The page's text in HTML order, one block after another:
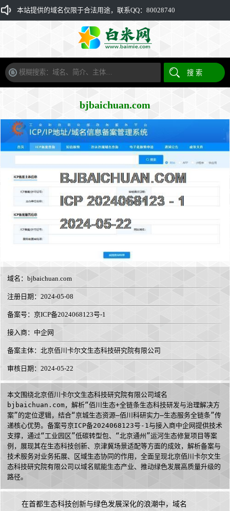
本站提供的域名仅限于合法用途，联系QQ：80028740
bjbaichuan.com
域名： bjbaichuan.com
注册日期：2024-05-08
备案号：京ICP备2024068123号-1
接入商： 中企网
备案主体：北京佰川卡尔文生态科技研究院有限公司
审核日期：2024-05-22
本文围绕北京佰川卡尔文生态科技研究院有限公司域名
bjbaichuan.com，解析“佰川生态+全链条生态科技研发与治理解决方
案”的定位逻辑，结合“京城生态资源—佰川科研实力—生态服务全链条”传
递核心优势。备案号京ICP备2024068123号-1与接入商中企网提供技术
支撑，通过“工业园区”低碳转型包、“北京通州”运河生态修复项目等案
例，展现其在生态科技创新、京津冀场景适配等方面的成效，解析备案与
技术服务对业务拓展、区域生态协同的作用，全面呈现北京佰川卡尔文生
态科技研究院有限公司以域名赋能生态产业、推动绿色发展高质量升级的
路径。
在首都生态科技创新与绿色发展深化的浪潮中，域名